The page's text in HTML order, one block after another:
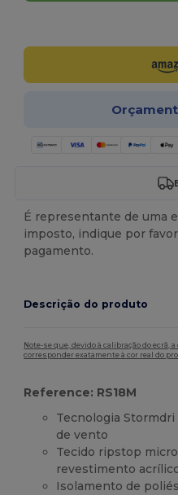
É representante de uma
imposto, indique por
pagamento.
Descrição do produto
Note-se que, devido à calibração do ecrã,
corresponder exatamente à cor real do
Reference: RS18M
Tecnologia
de vento
Tecido ripstop
revestimento
Isolamento de